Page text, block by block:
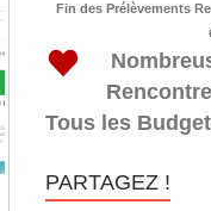
Fin des Prélèvements
Tous les
PARTAGEZ !